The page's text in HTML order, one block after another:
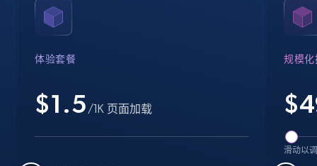
15.6K+
Crunchbase companies information -
体验套餐
$1.5 /1K 页面加载
规模化
$
滑动以